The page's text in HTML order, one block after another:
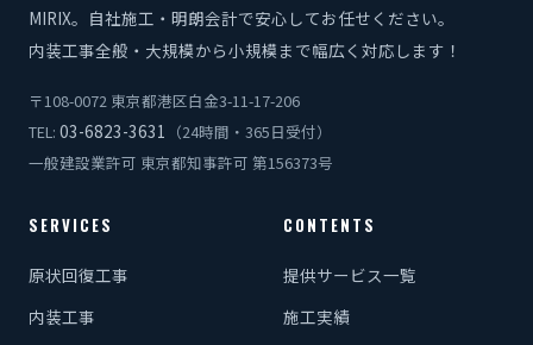
MIRIX。自社施工・明朗会計で安心してお任せください。
内装工事全般・大規模から小規模まで幅広く対応します！
〒108-0072 東京都港区白金3-11-17-206
TEL: 03-6823-3631 （24時間・365日受付）
一般建設業許可 東京都知事許可 第156373号
SERVICES
原状回復工事
内装工事
CONTENTS
提供サービス一覧
施工実績